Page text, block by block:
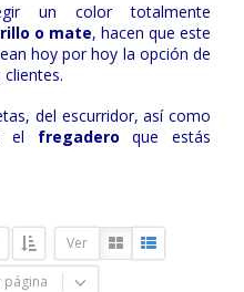
un color totalmente
o mate, hacen que este
hoy por hoy la opción de
del escurridor, así como
el fregadero que estás
Ver
página